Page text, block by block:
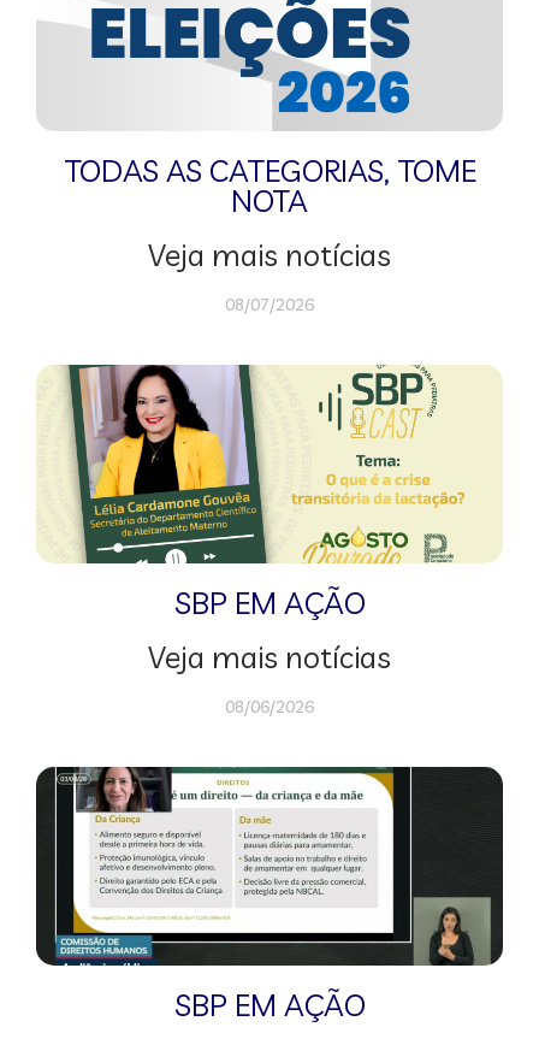
TODAS AS CATEGORIAS, TOME
NOTA
Veja mais notícias
08/07/2026
SBP EM AÇÃO
Veja mais notícias
08/06/2026
SBP EM AÇÃO